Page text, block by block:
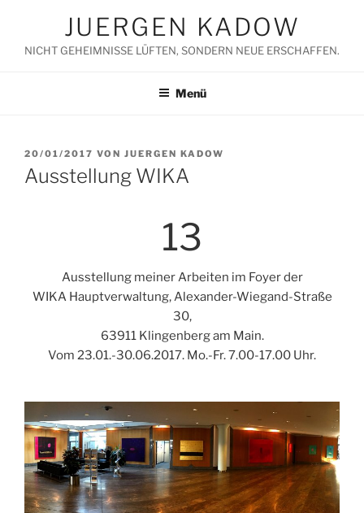
springen
JUERGEN KADOW
NICHT GEHEIMNISSE LÜFTEN, SONDERN NEUE ERSCHAFFEN.
Menü
VERÖFFENTLICHT
AM
20/01/2017 VON JUERGEN KADOW
Ausstellung WIKA
13
Ausstellung meiner Arbeiten im Foyer der
WIKA Hauptverwaltung, Alexander-Wiegand-Straße
30,
63911 Klingenberg am Main.
Vom 23.01.-30.06.2017. Mo.-Fr. 7.00-17.00 Uhr.